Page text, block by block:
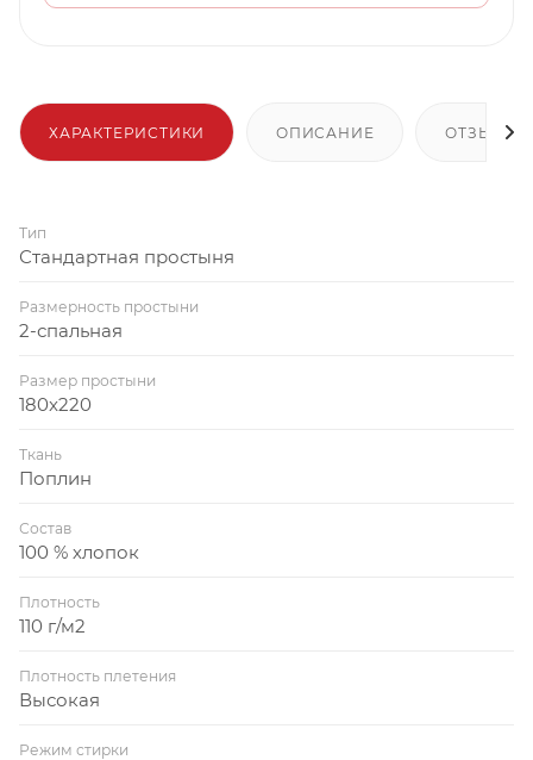
ХАРАКТЕРИСТИКИ ОПИСАНИЕ ОТЗЫВЫ
Тип
Стандартная простыня
Размерность простыни
2-спальная
Размер простыни
180x220
Ткань
Поплин
Состав
100 % хлопок
Плотность
110 г/м2
Плотность плетения
Высокая
Режим стирки